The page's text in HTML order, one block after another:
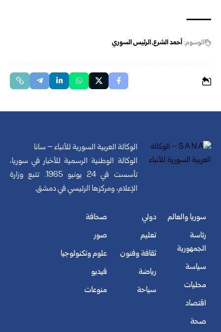
الوسوم: أحمد الشرع الرئيس السوري
الوكالة العربية السورية للأنباء – سانا
الوكالة الوطنية الرسمية للأخبار في سوريا،
تأسست في 24 يونيو 1965. تتبع وزارة
الإعلام، ومركزها الرئيسي في دمشق.
سوريا والعالم
رئاسة
الجمهورية
سياسة
محليات
اقتصاد
صحة
دولي
تعليم
ثقافة وفنون
رياضة
سياحة
صحافة
صور
علوم وتكنولوجيا
فيديو
منوعات